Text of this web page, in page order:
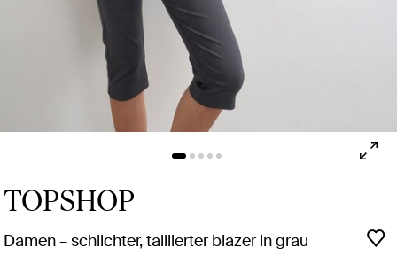
TOPSHOP
Damen – schlichter, taillierter blazer in grau